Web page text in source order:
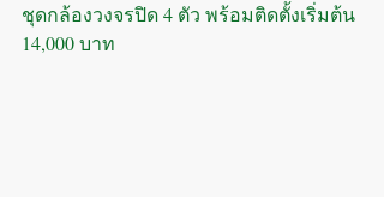
ชุดกล้องวงจรปิด 4 ตัว พร้อมติดตั้งเริ่มต้น
14,000 บาท